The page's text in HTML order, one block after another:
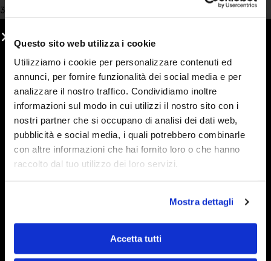
Questo sito web utilizza i cookie
Utilizziamo i cookie per personalizzare contenuti ed
annunci, per fornire funzionalità dei social media e per
analizzare il nostro traffico. Condividiamo inoltre
informazioni sul modo in cui utilizzi il nostro sito con i
nostri partner che si occupano di analisi dei dati web,
pubblicità e social media, i quali potrebbero combinarle
con altre informazioni che hai fornito loro o che hanno
raccolto dal tuo utilizzo dei loro servizi.
Mostra dettagli
Accetta tutti
3 Giorni Fa
preferita in assoluto,ma anche le creme sono davvero favolose!
Acquirente verificato
4 Giorni Fa
sono cliente affezionato e ritengo che la qualità, la percezione
del prodotto sia alla base della scelta che faccio. seguono un
customer service attento e puntuale. le promozioni invitano e
sono efficaci nel fidelizzare il cliente. continuate così
6 Giorni Fa
Ho conosciuto le marmellate Stringhetto a una fiera con
bancarelle e non le ho più lasciate. Vera frutta e una consistenza